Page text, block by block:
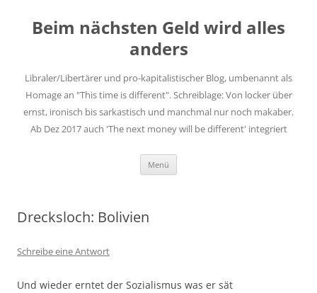
springen
Beim nächsten Geld wird alles
anders
Libraler/Libertärer und pro-kapitalistischer Blog, umbenannt als
Homage an "This time is different". Schreiblage: Von locker über
ernst, ironisch bis sarkastisch und manchmal nur noch makaber.
Ab Dez 2017 auch 'The next money will be different' integriert
Menü
Drecksloch: Bolivien
Schreibe eine Antwort
Und wieder erntet der Sozialismus was er sät